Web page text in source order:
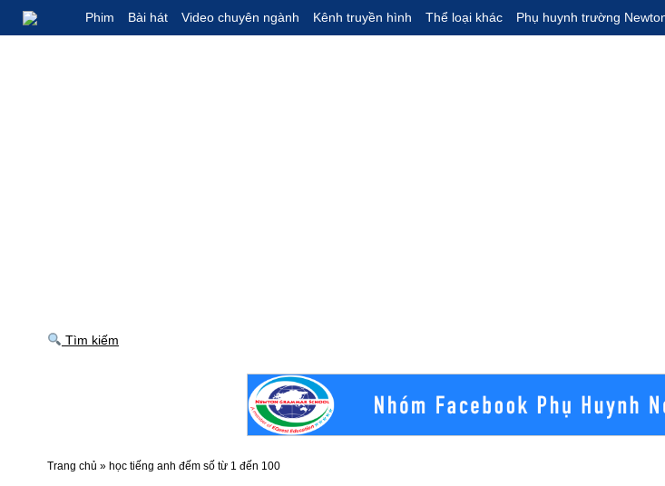
Phim Bài hát Video chuyên ngành Kênh truyền hình Thể loại khác Phụ huynh trường
Tìm kiếm
Trang chủ » học tiếng anh đếm số từ 1 đến 100